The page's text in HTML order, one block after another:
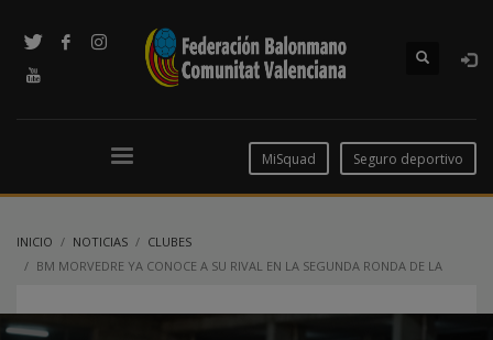
MiSquad Seguro deportivo
INICIO NOTICIAS
CLUBES
BM MORVEDRE YA CONOCE A SU RIVAL EN LA SEGUNDA RONDA DE LA